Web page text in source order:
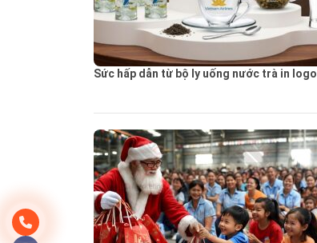
Sức hấp dẫn từ bộ ly uống nước trà in logo